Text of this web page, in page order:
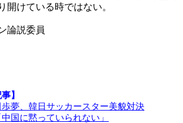
開けている時ではない。
論説委員
】
歩夢、韓日サッカースター美貌対決
国に黙っていられない」